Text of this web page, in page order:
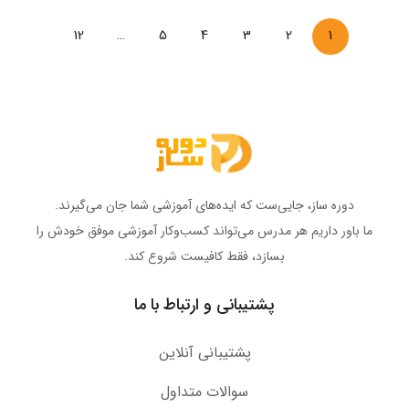
1
2
3
4
5
…
12
دوره ساز، جایی‌ست که ایده‌های آموزشی شما جان می‌گیرند.
ما باور داریم هر مدرس می‌تواند کسب‌وکار آموزشی موفق خودش را
بسازد، فقط کافیست شروع کند.
پشتیبانی و ارتباط با ما
پشتیبانی آنلاین
سوالات متداول